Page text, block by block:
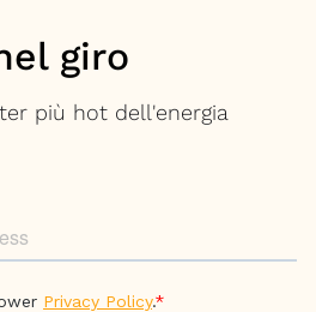
giro
più hot dell'energia